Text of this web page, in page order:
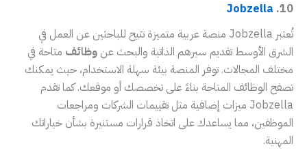
10.
Jobzella
تُعتبر Jobzella منصة عربية متميزة تتيح للباحثين عن العمل في
الشرق الأوسط تقديم سيرهم الذاتية والبحث عن وظائف متاحة في
مختلف المجالات. توفر المنصة بيئة سهلة الاستخدام، حيث يمكنك
تصفح الوظائف المتاحة بناءً على تخصصك أو موقعك. كما تقدم
Jobzella ميزات إضافية مثل تقييمات الشركات ومراجعات
الموظفين، مما يساعدك على اتخاذ قرارات مستنيرة بشأن خياراتك
المهنية.